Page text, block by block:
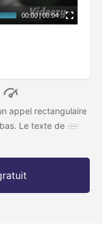
00:00|00:04
appel rectangulaire
Le texte de